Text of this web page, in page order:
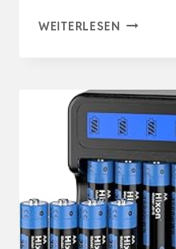
WEITERLESEN HIXON
LITHIUM
AKKU,
12ER-
PACK
MIT
8-
SLOT